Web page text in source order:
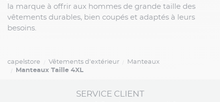
la marque à offrir aux hommes de grande taille des
vêtements durables, bien coupés et adaptés à leurs
besoins.
capelstore Vêtements d'extérieur
Manteaux
Manteaux Taille 4XL
SERVICE CLIENT